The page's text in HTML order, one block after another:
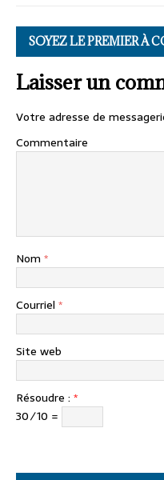
SOYEZ LE PREMIER À
Laisser un
Votre adresse de
Commentaire
Nom *
Courriel *
Site web
Résoudre : *
30 ⁄ 10 =